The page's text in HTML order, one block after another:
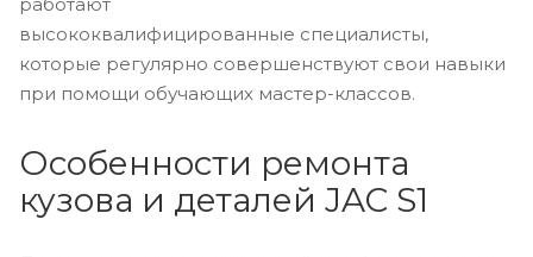
высококвалифицированные специалисты,
которые регулярно совершенствуют свои навыки
при помощи обучающих мастер-классов.
Особенности ремонта
кузова и деталей JAC S1